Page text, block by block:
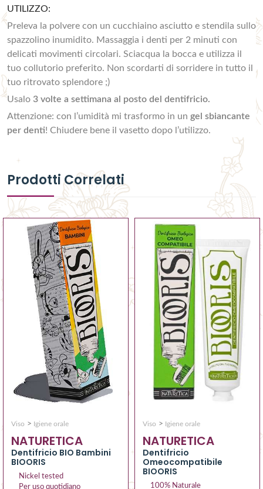
UTILIZZO:
Preleva la polvere con un cucchiaino asciutto e stendila sullo
spazzolino inumidito. Massaggia i denti per 2 minuti con
delicati movimenti circolari. Sciacqua la bocca e utilizza il
tuo collutorio preferito. Non scordarti di sorridere in tutto il
tuo ritrovato splendore ;)
Usalo 3 volte a settimana al posto del dentifricio.
Attenzione: con l’umidità mi trasformo in un gel sbiancante
per denti! Chiudere bene il vasetto dopo l’utilizzo.
Prodotti Correlati
Viso > Igiene orale
NATURETICA
Dentifricio BIO Bambini
BIOORIS
Nickel tested
Per uso quotidiano
Viso > Igiene orale
NATURETICA
Dentifricio
Omeocompatibile
BIOORIS
100% Naturale